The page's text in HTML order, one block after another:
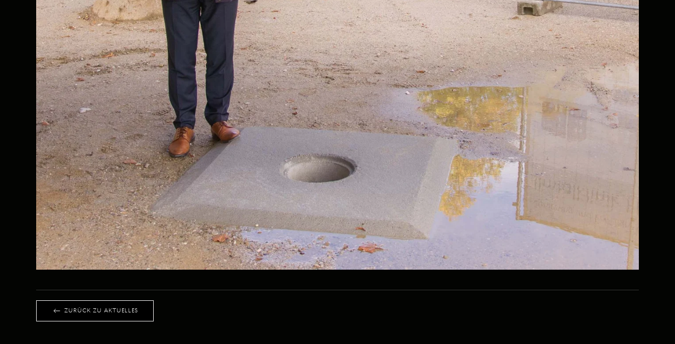
ZURÜCK ZU AKTUELLES